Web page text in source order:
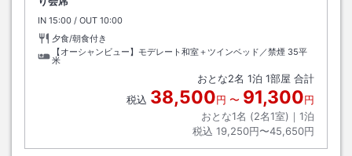
IN チェックイン
15:00 / OUT チェックアウト
10:00
夕食/朝食付き
【オーシャンビュー】モデレート和室＋ツインベッド／禁煙 35平
米
おとな2名 1泊 1部屋 合計
税込 38,500円 〜 91,300円
おとな1名 (2名1室)｜ 1泊
税込 19,250円〜45,650円